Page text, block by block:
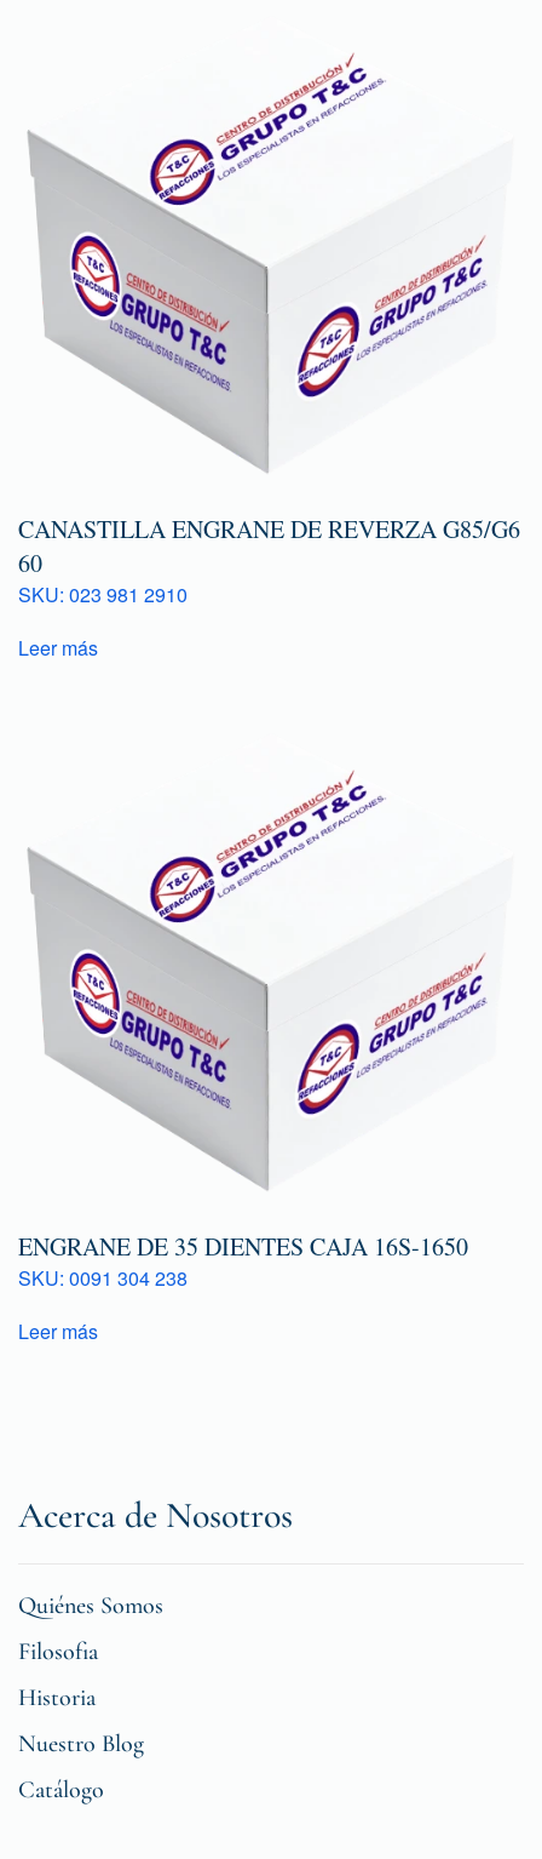
CANASTILLA ENGRANE DE REVERZA G85/G6
60
SKU: 023 981 2910
Leer más
ENGRANE DE 35 DIENTES CAJA 16S-1650
SKU: 0091 304 238
Leer más
Acerca de Nosotros
Quiénes Somos
Filosofia
Historia
Nuestro Blog
Catálogo